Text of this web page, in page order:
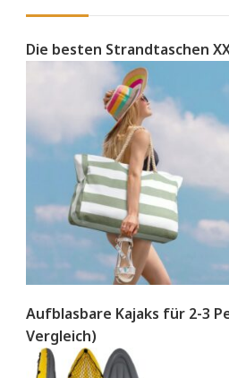
Die besten Strandtaschen
Aufblasbare Kajaks für 2-3
Vergleich)